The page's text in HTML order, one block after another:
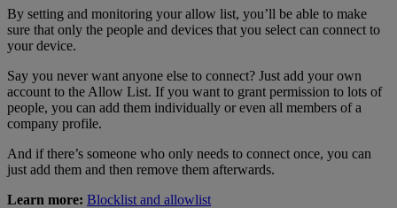
By setting and monitoring your allow list, you’ll be able to make
sure that only the people and devices that you select can connect to
your device.
Say you never want anyone else to connect? Just add your own
account to the Allow List. If you want to grant permission to lots of
people, you can add them individually or even all members of a
company profile.
And if there’s someone who only needs to connect once, you can
just add them and then remove them afterwards.
Learn more: Blocklist and allowlist